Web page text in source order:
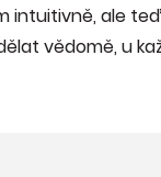
intuitivně, ale
vědomě, u